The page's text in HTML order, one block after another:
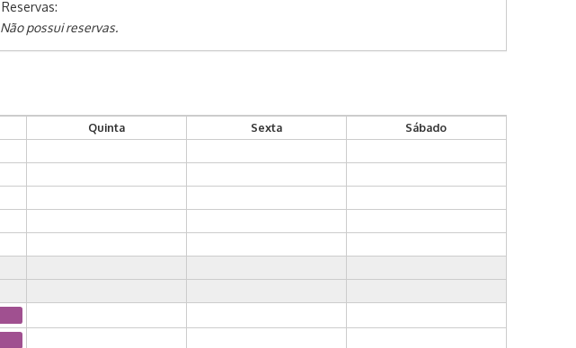
Reservas:
Não possui reservas.
Quinta Sexta
Sábado